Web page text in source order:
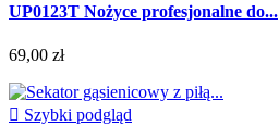
UP0123T Nożyce profesjonalne do...
69,00 zł
 Szybki podgląd